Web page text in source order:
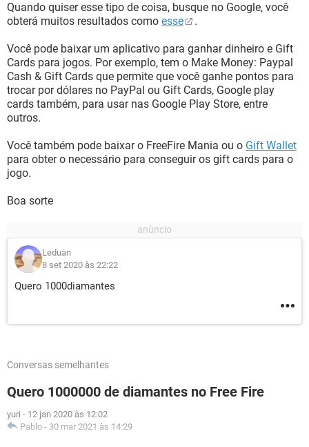
Quando quiser esse tipo de coisa, busque no Google, você
obterá muitos resultados como esse .
Você pode baixar um aplicativo para ganhar dinheiro e Gift
Cards para jogos. Por exemplo, tem o Make Money: Paypal
Cash & Gift Cards que permite que você ganhe pontos para
trocar por dólares no PayPal ou Gift Cards, Google play
cards também, para usar nas Google Play Store, entre
outros.
Você também pode baixar o FreeFire Mania ou o Gift Wallet
para obter o necessário para conseguir os gift cards para o
jogo.
Boa sorte
Leduan
8 set 2020 às 22:22
Quero 1000diamantes
Conversas semelhantes
Quero 1000000 de diamantes no Free Fire
yuri - 12 jan 2020 às 12:02
Pablo - 30 mar 2021 às 14:29